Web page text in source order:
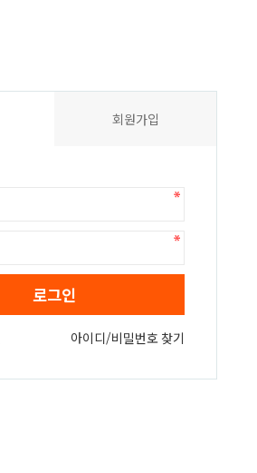
회원가입
로그인
아이디/비밀번호 찾기